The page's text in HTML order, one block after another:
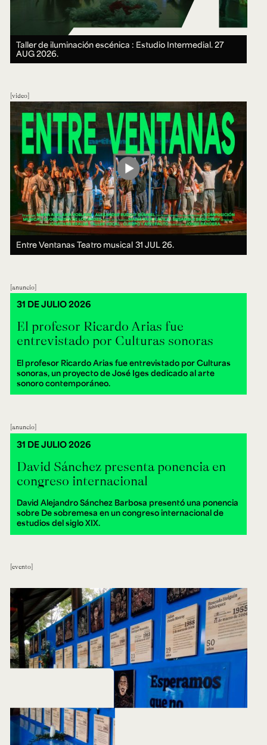
Taller de iluminación escénica : Estudio Intermedial.27
AUG 2026.
video
Entre Ventanas Teatro musical 31 JUL 26.
anuncio
El profesor Ricardo Arias fue
entrevistado por Culturas sonoras
El profesor Ricardo Arias fue entrevistado por Culturas
sonoras, un proyecto de José Iges dedicado al arte
sonoro contemporáneo.
31 DE JULIO 2026
anuncio
David Sánchez presenta ponencia en
congreso internacional
David Alejandro Sánchez Barbosa presentó una ponencia
sobre De sobremesa en un congreso internacional de
estudios del siglo XIX.
31 DE JULIO 2026
evento